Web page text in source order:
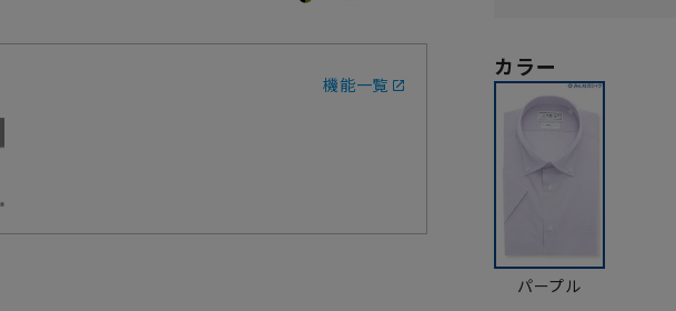
機能一覧
カラー
パープル